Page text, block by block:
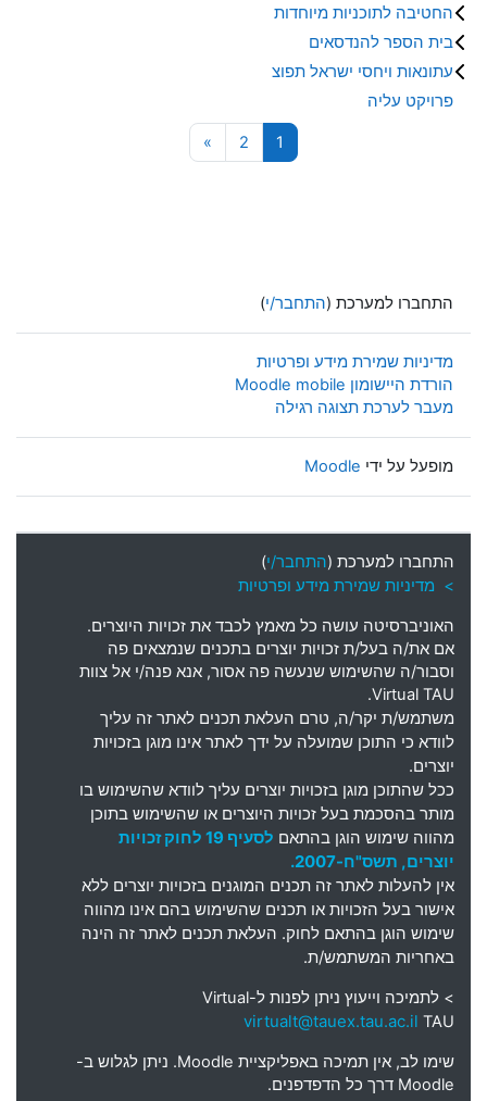
החטיבה לתוכניות מיוחדות
בית הספר להנדסאים
עתונאות ויחסי ישראל תפוצ
פרויקט עליה
1 עמוד 1
2 עמוד 2
»
התחברו למערכת (התחבר/י)
מדיניות שמירת מידע ופרטיות
הורדת היישומון Moodle mobile
מעבר לערכת תצוגה רגילה
מופעל על ידי Moodle
התחברו למערכת (התחבר/י)
> מדיניות שמירת מידע ופרטיות
האוניברסיטה עושה כל מאמץ לכבד את זכויות היוצרים.
אם את/ה בעל/ת זכויות יוצרים בתכנים שנמצאים פה
וסבור/ה שהשימוש שנעשה פה אסור, אנא פנה/י אל צוות
Virtual TAU.
משתמש/ת יקר/ה, טרם העלאת תכנים לאתר זה עליך
לוודא כי התוכן שמועלה על ידך לאתר אינו מוגן בזכויות
יוצרים.
ככל שהתוכן מוגן בזכויות יוצרים עליך לוודא שהשימוש בו
מותר בהסכמת בעל זכויות היוצרים או שהשימוש בתוכן
מהווה שימוש הוגן בהתאם
לסעיף 19 לחוק זכויות
יוצרים, תשס"ח-2007.
אין להעלות לאתר זה תכנים המוגנים בזכויות יוצרים ללא
אישור בעל הזכויות או תכנים שהשימוש בהם אינו מהווה
שימוש הוגן בהתאם לחוק. העלאת תכנים לאתר זה הינה
באחריות המשתמש/ת.
> לתמיכה וייעוץ ניתן לפנות ל-Virtual
TAU
virtualt@tauex.tau.ac.il
שימו לב, אין תמיכה באפליקציית Moodle. ניתן לגלוש ב-
Moodle דרך כל הדפדפנים.